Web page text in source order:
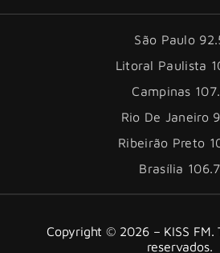
São Paulo
Litoral Paulista
Campinas
Rio De Janeiro
Ribeirão Preto
Brasília 106.7
Copyright © 2026 – KISS FM.
reservados.